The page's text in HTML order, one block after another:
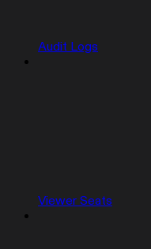
Audit Logs
Viewer Seats